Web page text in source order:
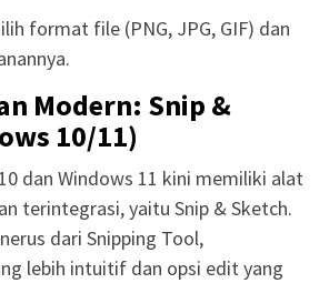
format file (PNG, JPG, GIF) dan
Modern: Snip &
10/11)
dan Windows 11 kini memiliki alat
terintegrasi, yaitu Snip & Sketch.
dari Snipping Tool,
lebih intuitif dan opsi edit yang